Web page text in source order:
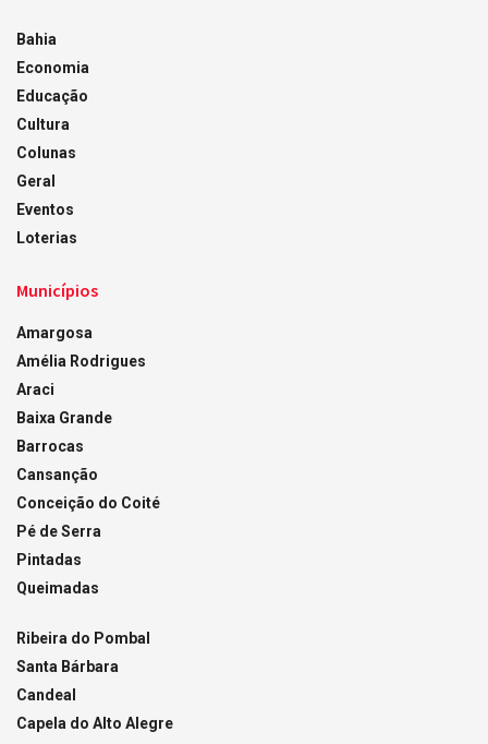
Bahia
Economia
Educação
Cultura
Colunas
Geral
Eventos
Loterias
Municípios
Amargosa
Amélia Rodrigues
Araci
Baixa Grande
Barrocas
Cansanção
Conceição do Coité
Pé de Serra
Pintadas
Queimadas
Ribeira do Pombal
Santa Bárbara
Candeal
Capela do Alto Alegre